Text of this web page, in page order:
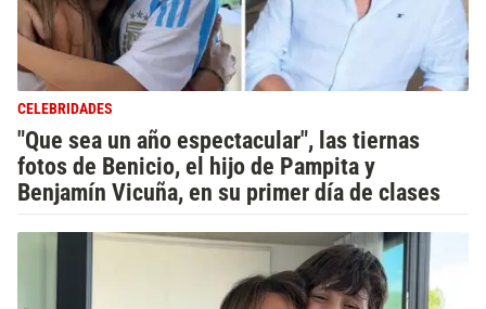
CELEBRIDADES
"Que sea un año espectacular", las tiernas
fotos de Benicio, el hijo de Pampita y
Benjamín Vicuña, en su primer día de clases